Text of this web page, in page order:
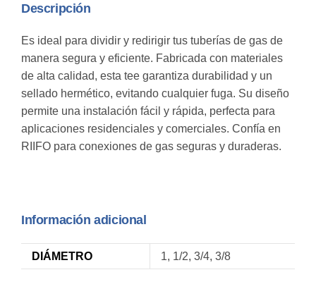
Descripción
Es ideal para dividir y redirigir tus tuberías de gas de
manera segura y eficiente. Fabricada con materiales
de alta calidad, esta tee garantiza durabilidad y un
sellado hermético, evitando cualquier fuga. Su diseño
permite una instalación fácil y rápida, perfecta para
aplicaciones residenciales y comerciales. Confía en
RIIFO para conexiones de gas seguras y duraderas.
Información adicional
DIÁMETRO 1, 1/2, 3/4, 3/8